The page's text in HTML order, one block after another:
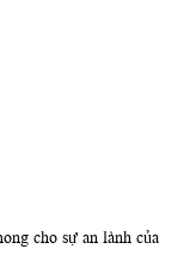
cho sự an lành của